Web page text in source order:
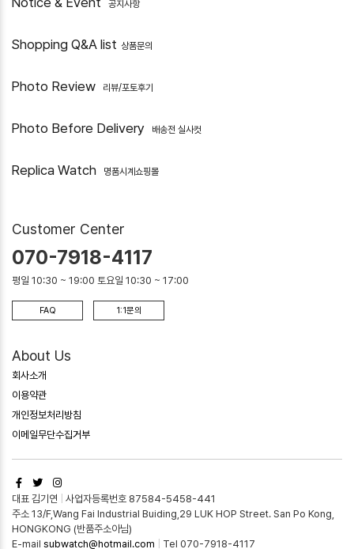
공지사항
Shopping Q&A list 상품문의
Photo Review 리뷰/포토후기
Photo Before Delivery 배송전 실사컷
Replica Watch 명품시계쇼핑몰
Customer Center
070-7918-4117
평일 10:30 ~ 19:00 토요일 10:30 ~ 17:00
FAQ 1:1문의
About Us
회사소개
이용약관
개인정보처리방침
이메일무단수집거부
대표 김기연
사업자등록번호 87584-5458-441
주소 13/F,Wang Fai Industrial Buiding,29 LUK HOP Street. San Po Kong,
HONGKONG (반품주소아님)
E-mail subwatch@hotmail.com Tel 070-7918-4117